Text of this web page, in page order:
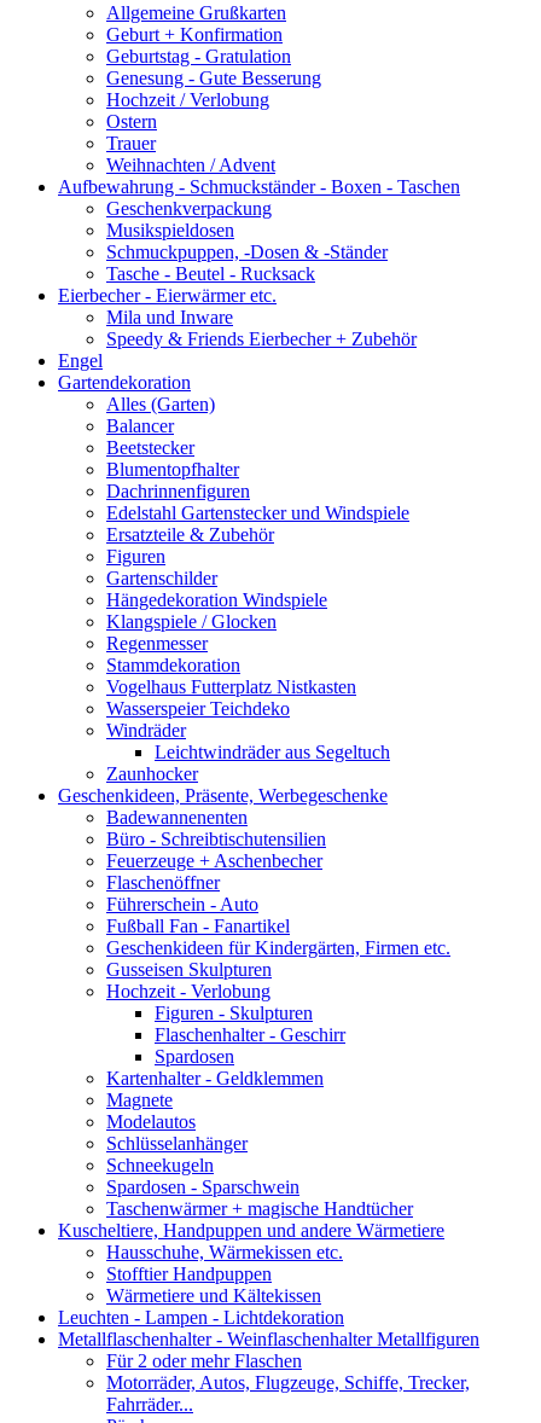
Allgemeine Grußkarten
Geburt + Konfirmation
Geburtstag - Gratulation
Genesung - Gute Besserung
Hochzeit / Verlobung
Ostern
Trauer
Weihnachten / Advent
Aufbewahrung - Schmuckständer - Boxen - Taschen
Geschenkverpackung
Musikspieldosen
Schmuckpuppen, -Dosen & -Ständer
Tasche - Beutel - Rucksack
Eierbecher - Eierwärmer etc.
Mila und Inware
Speedy & Friends Eierbecher + Zubehör
Engel
Gartendekoration
Alles (Garten)
Balancer
Beetstecker
Blumentopfhalter
Dachrinnenfiguren
Edelstahl Gartenstecker und Windspiele
Ersatzteile & Zubehör
Figuren
Gartenschilder
Hängedekoration Windspiele
Klangspiele / Glocken
Regenmesser
Stammdekoration
Vogelhaus Futterplatz Nistkasten
Wasserspeier Teichdeko
Windräder
Leichtwindräder aus Segeltuch
Zaunhocker
Geschenkideen, Präsente, Werbegeschenke
Badewannenenten
Büro - Schreibtischutensilien
Feuerzeuge + Aschenbecher
Flaschenöffner
Führerschein - Auto
Fußball Fan - Fanartikel
Geschenkideen für Kindergärten, Firmen etc.
Gusseisen Skulpturen
Hochzeit - Verlobung
Figuren - Skulpturen
Flaschenhalter - Geschirr
Spardosen
Kartenhalter - Geldklemmen
Magnete
Modelautos
Schlüsselanhänger
Schneekugeln
Spardosen - Sparschwein
Taschenwärmer + magische Handtücher
Kuscheltiere, Handpuppen und andere Wärmetiere
Hausschuhe, Wärmekissen etc.
Stofftier Handpuppen
Wärmetiere und Kältekissen
Leuchten - Lampen - Lichtdekoration
Metallflaschenhalter - Weinflaschenhalter Metallfiguren
Für 2 oder mehr Flaschen
Motorräder, Autos, Flugzeuge, Schiffe, Trecker,
Fahrräder...